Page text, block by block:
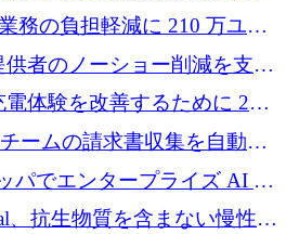
ドルを調達
務の負担軽減に 210 万ユー
供者のノーショー削減を支援
ユーロを調達
電体験を改善するために 200
ームの請求書収集を自動化
ーロを調達
パでエンタープライズ AI 導
に 1,200 万ユーロを確保
、抗生物質を含まない慢性創